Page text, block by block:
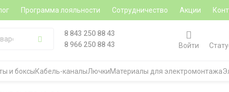
Программа лояльности Сотрудничество Акции
8 843 250 88 43
8 966 250 88 43
Войти
и боксыКабель-каналыЛючкиМатериалы для электромонтажа